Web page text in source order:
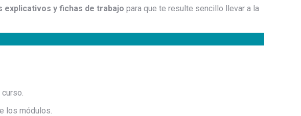
explicativos y fichas de trabajo para que te resulte sencillo llevar a la
los módulos.